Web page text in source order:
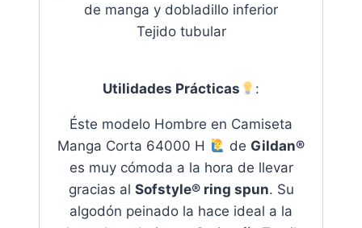
de manga y dobladillo inferior
Tejido tubular
Utilidades Prácticas :
Éste modelo Hombre en Camiseta
Manga Corta 64000 H
de Gildan®
es muy cómoda a la hora de llevar
gracias al Sofstyle® ring spun. Su
algodón peinado la hace ideal a la